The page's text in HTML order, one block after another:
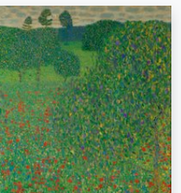
Décrivez la scène – ex. prairie verte,
abstrait avec beaucoup de rouge,
tableau sombre, nu debout près d'un
arbre.